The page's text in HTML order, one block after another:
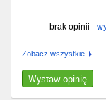
brak opinii -
Zobacz wszystkie
Wystaw opinię